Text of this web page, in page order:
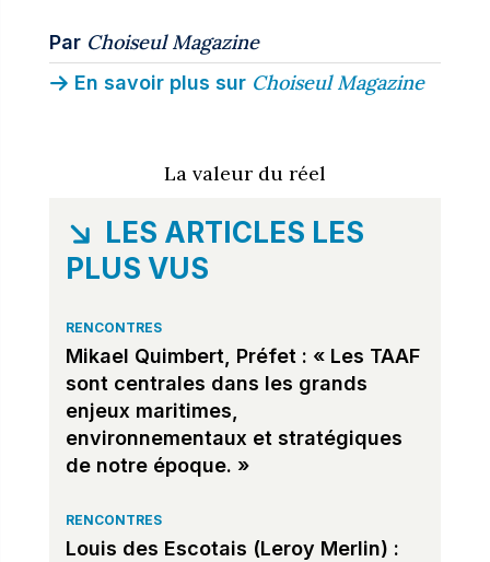
Par Choiseul Magazine
En savoir plus sur Choiseul Magazine
La valeur du réel
LES ARTICLES LES
PLUS VUS
RENCONTRES
Mikael Quimbert, Préfet : « Les TAAF
sont centrales dans les grands
enjeux maritimes,
environnementaux et stratégiques
de notre époque. »
RENCONTRES
Louis des Escotais (Leroy Merlin) :